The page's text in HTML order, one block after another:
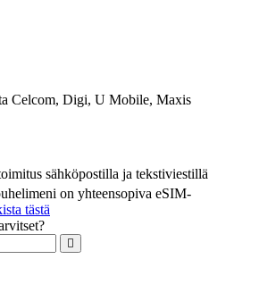
Celcom, Digi, U Mobile, Maxis
sähköpostilla ja tekstiviestillä
on yhteensopiva eSIM-
tästä